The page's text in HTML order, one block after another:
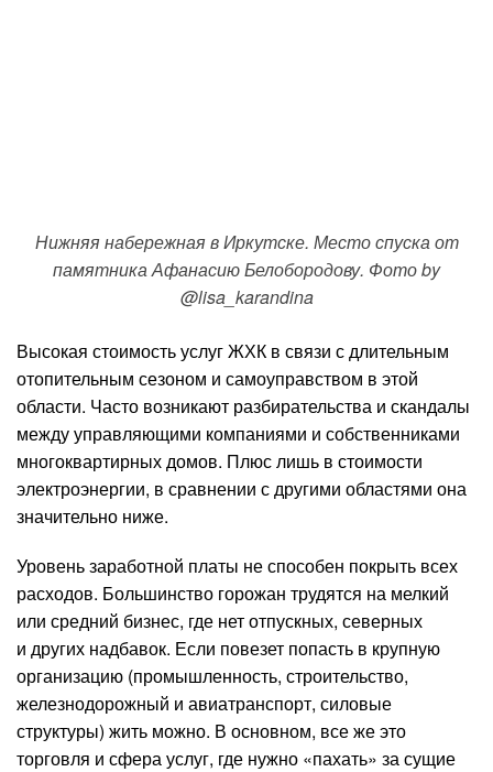
Нижняя набережная в Иркутске. Место спуска от
памятника Афанасию Белобородову. Фото by
@lisa_karandina
Высокая стоимость услуг ЖХК в связи с длительным
отопительным сезоном и самоуправством в этой
области. Часто возникают разбирательства и скандалы
между управляющими компаниями и собственниками
многоквартирных домов. Плюс лишь в стоимости
электроэнергии, в сравнении с другими областями она
значительно ниже.
Уровень заработной платы не способен покрыть всех
расходов. Большинство горожан трудятся на мелкий
или средний бизнес, где нет отпускных, северных
и других надбавок. Если повезет попасть в крупную
организацию (промышленность, строительство,
железнодорожный и авиатранспорт, силовые
структуры) жить можно. В основном, все же это
торговля и сфера услуг, где нужно «пахать» за сущие